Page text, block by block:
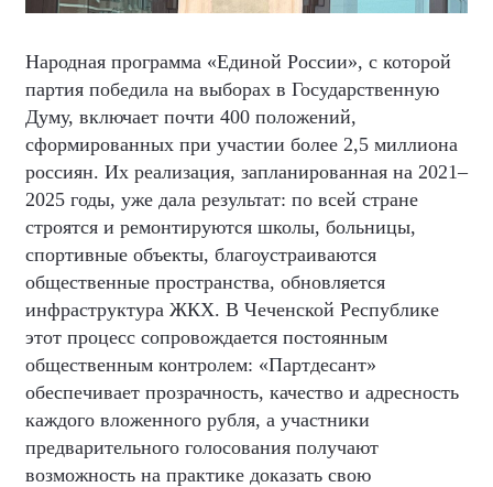
Народная программа «Единой России», с которой
партия победила на выборах в Государственную
Думу, включает почти 400 положений,
сформированных при участии более 2,5 миллиона
россиян. Их реализация, запланированная на 2021–
2025 годы, уже дала результат: по всей стране
строятся и ремонтируются школы, больницы,
спортивные объекты, благоустраиваются
общественные пространства, обновляется
инфраструктура ЖКХ. В Чеченской Республике
этот процесс сопровождается постоянным
общественным контролем: «Партдесант»
обеспечивает прозрачность, качество и адресность
каждого вложенного рубля, а участники
предварительного голосования получают
возможность на практике доказать свою